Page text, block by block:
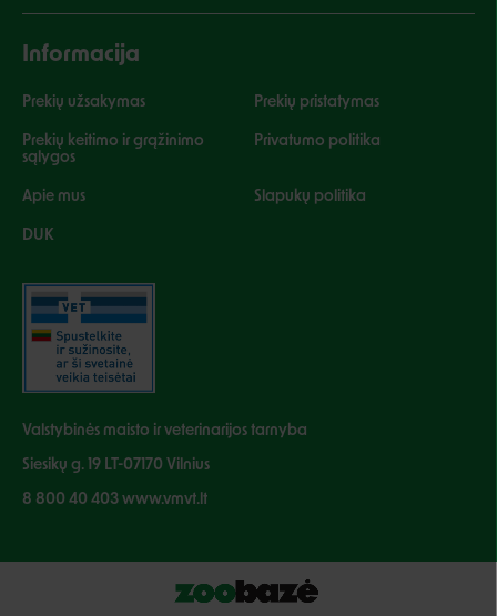
Informacija
Prekių užsakymas Prekių pristatymas
Prekių keitimo ir grąžinimo
sąlygos
Privatumo politika
Apie mus Slapukų politika
DUK
Valstybinės maisto ir veterinarijos tarnyba
Siesikų g. 19 LT-07170 Vilnius
8 800 40 403 www.vmvt.lt